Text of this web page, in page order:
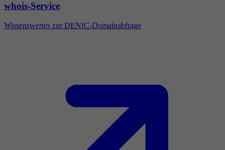
whois-Service
Wissenswertes zur DENIC-Domainabfrage